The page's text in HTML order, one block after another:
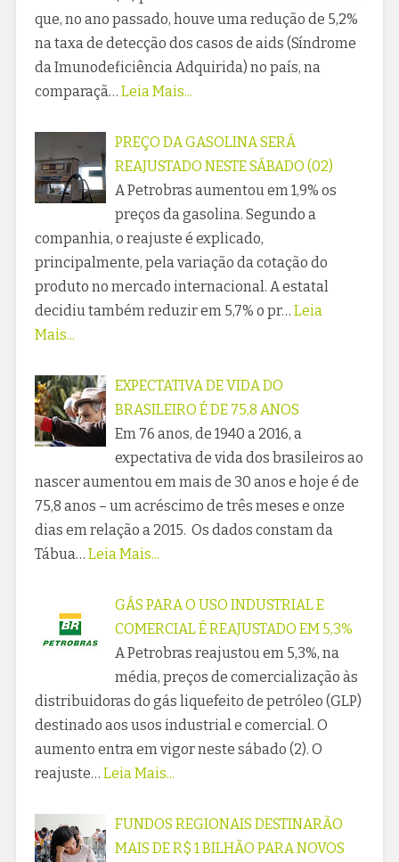
que, no ano passado, houve uma redução de 5,2%
na taxa de detecção dos casos de aids (Síndrome
da Imunodeficiência Adquirida) no país, na
comparaçã… Leia Mais...
PREÇO DA GASOLINA SERÁ
REAJUSTADO NESTE SÁBADO (02)
A Petrobras aumentou em 1,9% os
preços da gasolina. Segundo a
companhia, o reajuste é explicado,
principalmente, pela variação da cotação do
produto no mercado internacional. A estatal
decidiu também reduzir em 5,7% o pr… Leia
Mais...
EXPECTATIVA DE VIDA DO
BRASILEIRO É DE 75,8 ANOS
Em 76 anos, de 1940 a 2016, a
expectativa de vida dos brasileiros ao
nascer aumentou em mais de 30 anos e hoje é de
75,8 anos – um acréscimo de três meses e onze
dias em relação a 2015. Os dados constam da
Tábua… Leia Mais...
GÁS PARA O USO INDUSTRIAL E
COMERCIAL É REAJUSTADO EM 5,3%
A Petrobras reajustou em 5,3%, na
média, preços de comercialização às
distribuidoras do gás liquefeito de petróleo (GLP)
destinado aos usos industrial e comercial. O
aumento entra em vigor neste sábado (2). O
reajuste… Leia Mais...
FUNDOS REGIONAIS DESTINARÃO
MAIS DE R$ 1 BILHÃO PARA NOVOS